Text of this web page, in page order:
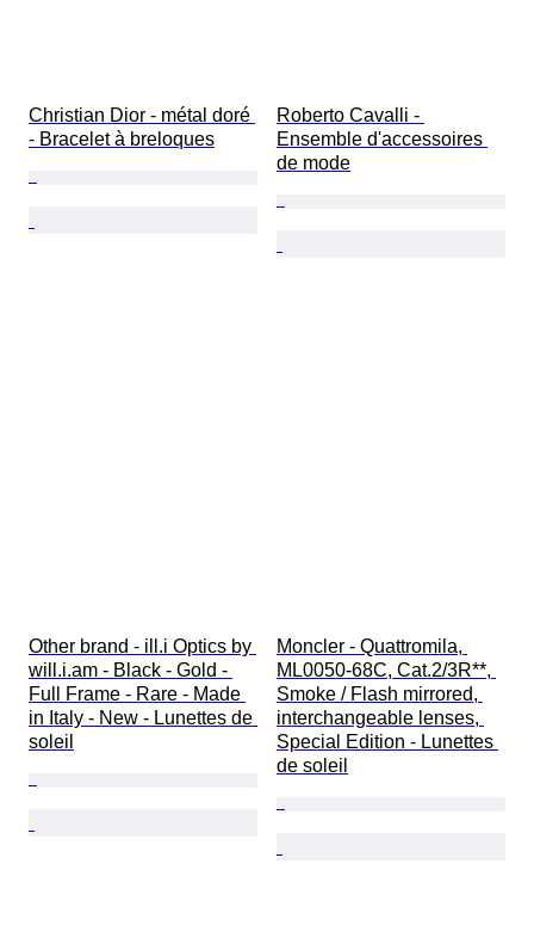
Christian Dior - métal doré
- Bracelet à breloques
Roberto Cavalli -
Ensemble d'accessoires
de mode
Other brand - ill.i Optics by
will.i.am - Black - Gold -
Full Frame - Rare - Made
in Italy - New - Lunettes de
soleil
Moncler - Quattromila,
ML0050-68C, Cat.2/3R**,
Smoke / Flash mirrored,
interchangeable lenses,
Special Edition - Lunettes
de soleil